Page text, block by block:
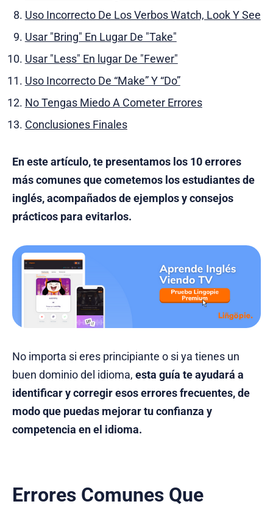
Uso Incorrecto De Los Verbos Watch, Look Y See
Usar "Bring" En Lugar De "Take"
Usar "Less" En lugar De "Fewer"
Uso Incorrecto De “Make” Y “Do”
No Tengas Miedo A Cometer Errores
Conclusiones Finales
En este artículo, te presentamos los 10 errores
más comunes que cometemos los estudiantes de
inglés, acompañados de ejemplos y consejos
prácticos para evitarlos.
No importa si eres principiante o si ya tienes un
buen dominio del idioma, esta guía te ayudará a
identificar y corregir esos errores frecuentes, de
modo que puedas mejorar tu confianza y
competencia en el idioma.
Errores Comunes Que